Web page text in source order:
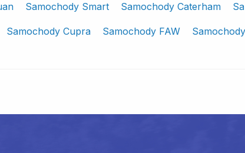
Samochody Smart Samochody Caterham
Samochody Cupra Samochody FAW